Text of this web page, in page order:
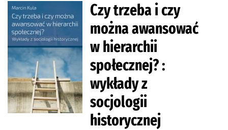
Czy trzeba i czy
można awansować
w hierarchii
społecznej? :
wykłady z
socjologii
historycznej